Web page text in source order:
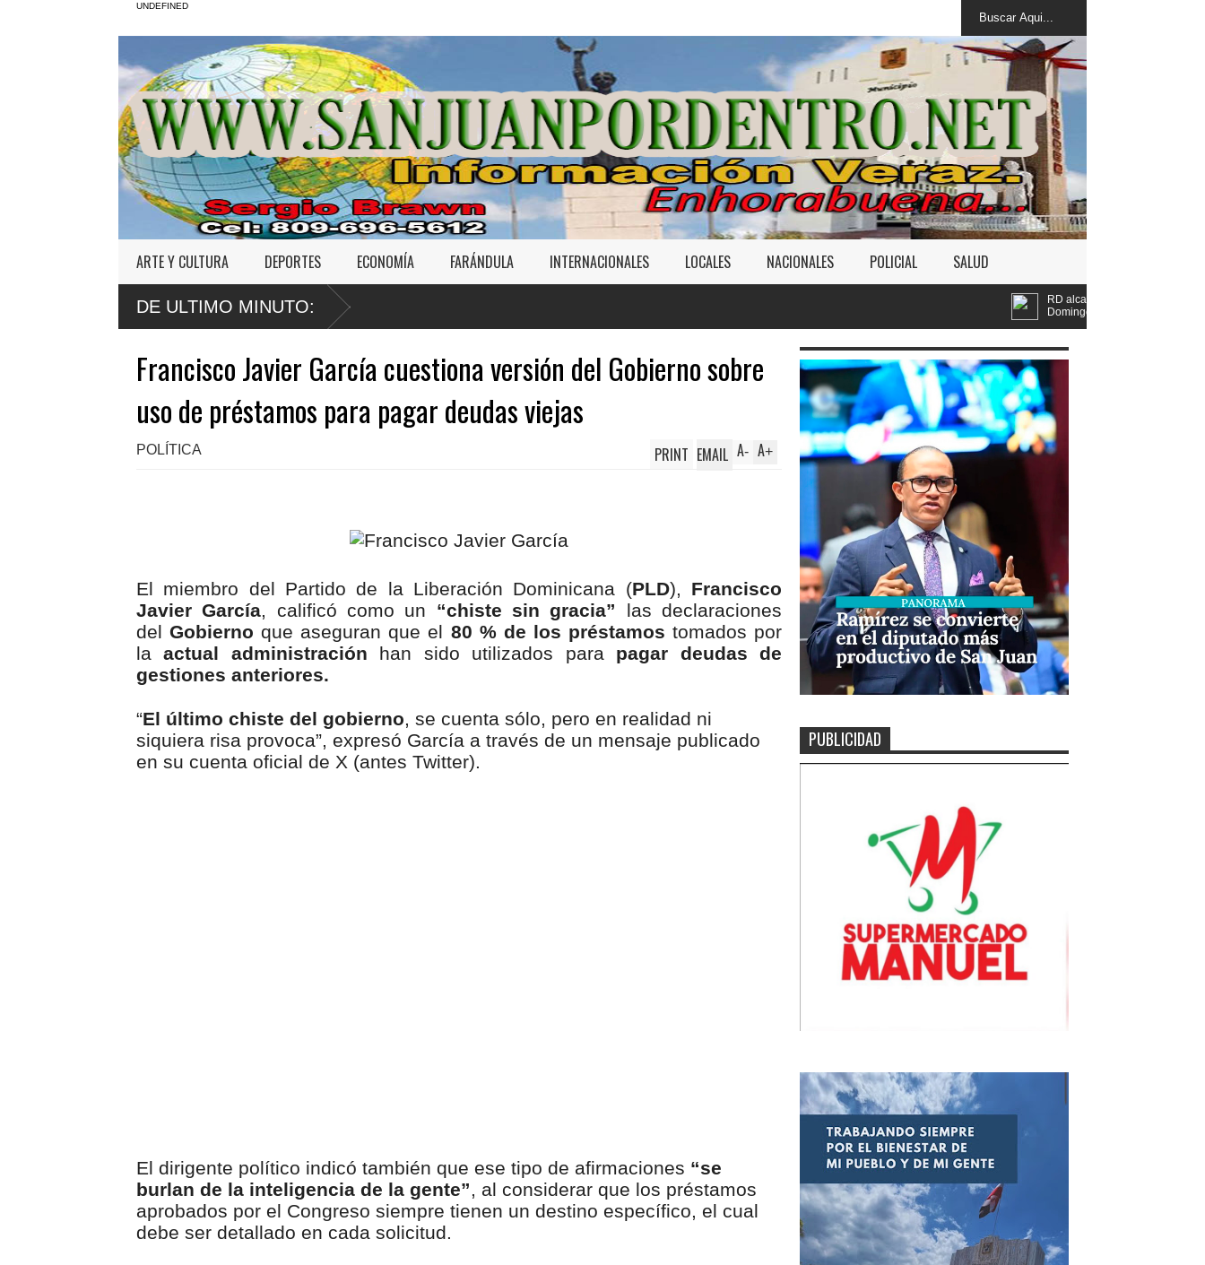
UNDEFINED
ARTE Y CULTURA DEPORTES ECONOMÍA FARÁNDULA INTERNACIONALES LOCALES NACIONALES POLICIAL SALUD
DE ULTIMO MINUTO:
RD alcanza 118 medallas; sube a quinta posición de Santo
Francisco Javier García cuestiona versión del Gobierno sobre
uso de préstamos para pagar deudas viejas
POLÍTICA A+
A-
PRINT EMAIL
El miembro del Partido de la Liberación Dominicana (PLD), Francisco
Javier García, calificó como un “chiste sin gracia”
las declaraciones
delGobierno que aseguran que el 80 % de los préstamos tomados por
la actual administración han sido utilizados para pagar deudas de
gestiones anteriores.
“El último chiste del gobierno, se cuenta sólo, pero en realidad ni
siquiera risa provoca”, expresó García a través de un mensaje publicado
en su cuenta oficial de X (antes Twitter).
El dirigente político indicó también que ese tipo de afirmaciones “se
burlan de la inteligencia de la gente”, al considerar que los préstamos
aprobados por el Congreso siempre tienen un destino específico, el cual
debe ser detallado en cada solicitud.
PUBLICIDAD